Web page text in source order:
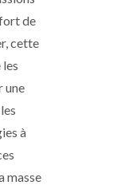
de
cette
une
à
masse